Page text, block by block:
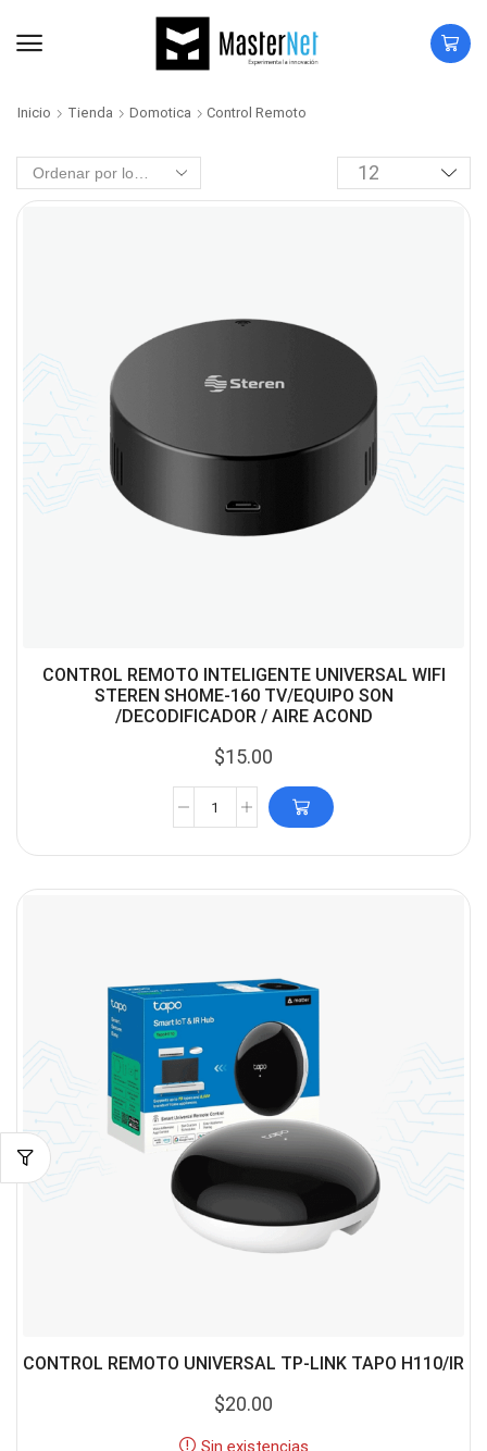
Inicio Tienda Domotica Control Remoto
CONTROL REMOTO INTELIGENTE UNIVERSAL WIFI
STEREN SHOME-160 TV/EQUIPO SON
/DECODIFICADOR / AIRE ACOND
$15.00
CONTROL REMOTO UNIVERSAL TP-LINK TAPO H110/IR
$20.00
Sin existencias